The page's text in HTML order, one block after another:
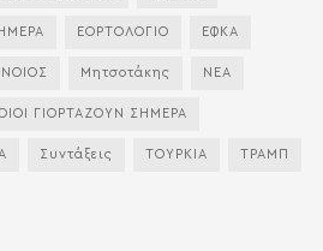
ΕΟΡΤΟΛΟΓΙΟ ΕΦΚΑ
Μητσοτάκης ΝΕΑ
ΓΙΟΡΤΑΖΟΥΝ ΣΗΜΕΡΑ
Συντάξεις ΤΟΥΡΚΙΑ ΤΡΑΜΠ